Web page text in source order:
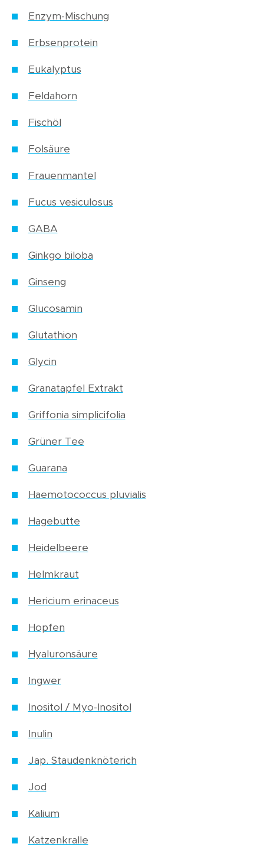
Enzym-Mischung
Erbsenprotein
Eukalyptus
Feldahorn
Fischöl
Folsäure
Frauenmantel
Fucus vesiculosus
GABA
Ginkgo biloba
Ginseng
Glucosamin
Glutathion
Glycin
Granatapfel Extrakt
Griffonia simplicifolia
Grüner Tee
Guarana
Haemotococcus pluvialis
Hagebutte
Heidelbeere
Helmkraut
Hericium erinaceus
Hopfen
Hyaluronsäure
Ingwer
Inositol / Myo-Inositol
Inulin
Jap. Staudenknöterich
Jod
Kalium
Katzenkralle